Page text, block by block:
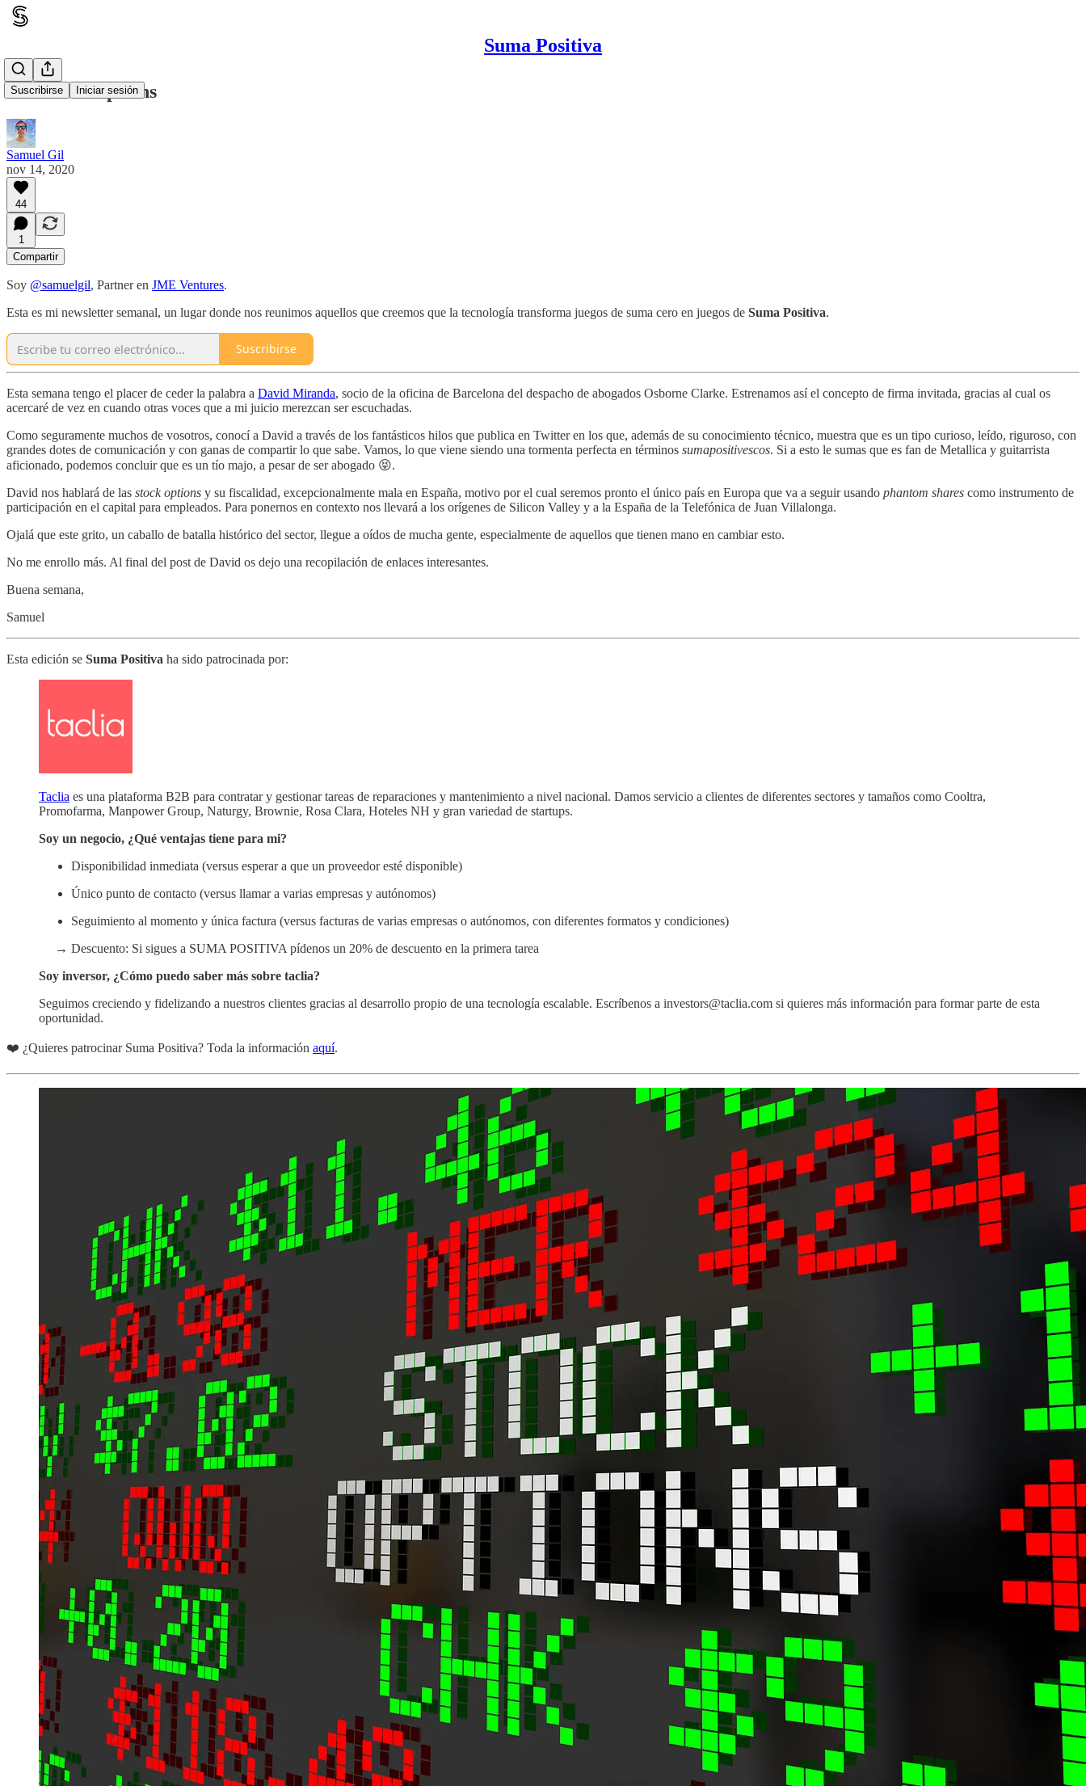
Suma Positiva
Suscribirse Iniciar sesión
#61 Stock Options
Samuel Gil
nov 14, 2020
44
1
Compartir
Soy @samuelgil, Partner en JME Ventures.
Esta es mi newsletter semanal, un lugar donde nos reunimos aquellos que creemos que la tecnología transforma juegos de suma cero en juegos de Suma Positiva.
Suscribirse
Esta semana tengo el placer de ceder la palabra a David Miranda, socio de la oficina de Barcelona del despacho de abogados Osborne Clarke. Estrenamos así el concepto de firma invitada, gracias al cual os
acercaré de vez en cuando otras voces que a mi juicio merezcan ser escuchadas.
Como seguramente muchos de vosotros, conocí a David a través de los fantásticos hilos que publica en Twitter en los que, además de su conocimiento técnico, muestra que es un tipo curioso, leído, riguroso, con
grandes dotes de comunicación y con ganas de compartir lo que sabe. Vamos, lo que viene siendo una tormenta perfecta en términos sumapositivescos. Si a esto le sumas que es fan de Metallica y guitarrista
aficionado, podemos concluir que es un tío majo, a pesar de ser abogado 😝.
David nos hablará de las stock options y su fiscalidad, excepcionalmente mala en España, motivo por el cual seremos pronto el único país en Europa que va a seguir usando phantom shares como instrumento de
participación en el capital para empleados. Para ponernos en contexto nos llevará a los orígenes de Silicon Valley y a la España de la Telefónica de Juan Villalonga.
Ojalá que este grito, un caballo de batalla histórico del sector, llegue a oídos de mucha gente, especialmente de aquellos que tienen mano en cambiar esto.
No me enrollo más. Al final del post de David os dejo una recopilación de enlaces interesantes.
Buena semana,
Samuel
Esta edición se Suma Positiva ha sido patrocinada por:
Taclia es una plataforma B2B para contratar y gestionar tareas de reparaciones y mantenimiento a nivel nacional. Damos servicio a clientes de diferentes sectores y tamaños como Cooltra,
Promofarma, Manpower Group, Naturgy, Brownie, Rosa Clara, Hoteles NH y gran variedad de startups.
Soy un negocio, ¿Qué ventajas tiene para mi?
Disponibilidad inmediata (versus esperar a que un proveedor esté disponible)
Único punto de contacto (versus llamar a varias empresas y autónomos)
Seguimiento al momento y única factura (versus facturas de varias empresas o autónomos, con diferentes formatos y condiciones)
→ Descuento: Si sigues a SUMA POSITIVA pídenos un 20% de descuento en la primera tarea
Soy inversor, ¿Cómo puedo saber más sobre taclia?
Seguimos creciendo y fidelizando a nuestros clientes gracias al desarrollo propio de una tecnología escalable. Escríbenos a investors@taclia.com si quieres más información para formar parte de esta
oportunidad.
❤️ ¿Quieres patrocinar Suma Positiva? Toda la información aquí.